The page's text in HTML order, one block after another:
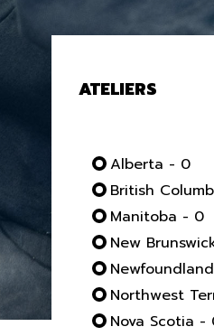
ATELIERS
Alberta - 0
British
Manitoba - 0
New
Northwest
Nova Scotia -